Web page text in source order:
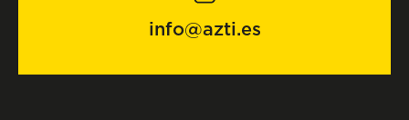
info@azti.es